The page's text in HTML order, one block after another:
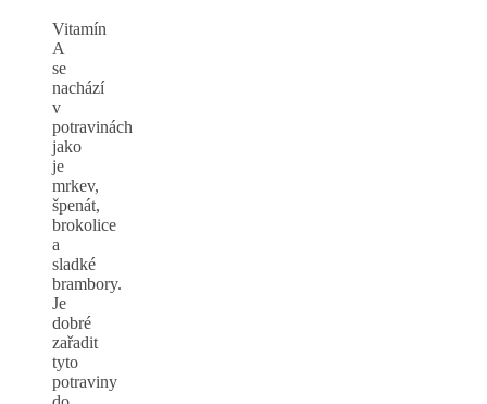
Vitamín
A
se
nachází
v
potravinách
jako
je
mrkev,
špenát,
brokolice
a
sladké
brambory.
Je
dobré
zařadit
tyto
potraviny